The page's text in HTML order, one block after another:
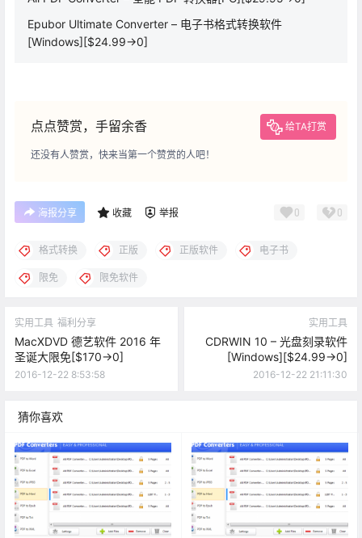
Epubor Ultimate Converter – 电子书格式转换软件
[Windows][$24.99→0]
点点赞赏，手留余香 给TA打赏
还没有人赞赏，快来当第一个赞赏的人吧！
海报分享 收藏 举报 0 0
格式转换 正版 正版软件 电子书
限免 限免软件
实用工具 福利分享
MacXDVD 德艺软件 2016 年
圣诞大限免[$170→0]
2016-12-22 8:53:58
实用工具
CDRWIN 10 – 光盘刻录软件
[Windows][$24.99→0]
2016-12-22 21:11:30
猜你喜欢